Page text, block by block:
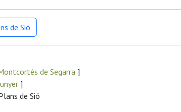
de Sió
de Segarra ]
]
de Sió